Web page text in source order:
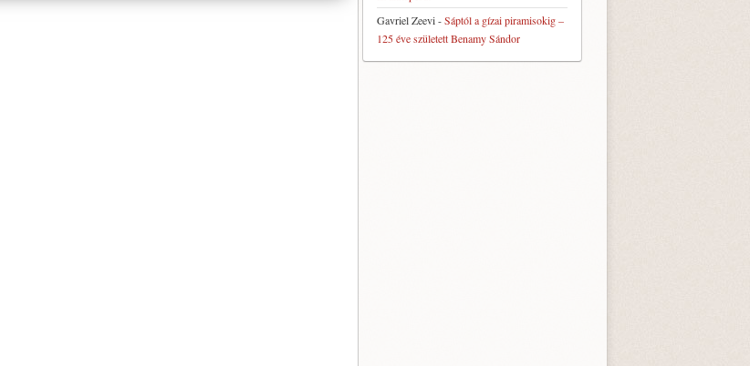
Gavriel Zeevi-Sáptól a gízai piramisokig –
125 éve született Benamy Sándor